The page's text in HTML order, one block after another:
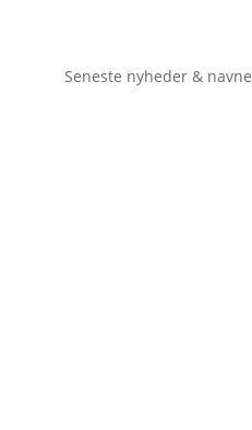
Seneste nyheder & navne